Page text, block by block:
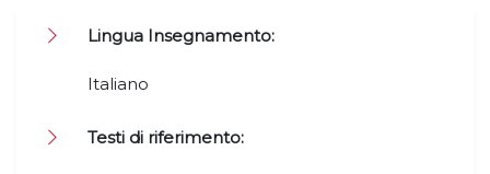
Lingua Insegnamento:
Italiano
Testi di riferimento: